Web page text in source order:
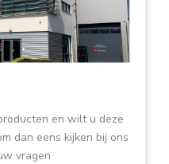
en wilt u deze
dan eens kijken bij ons
vragen